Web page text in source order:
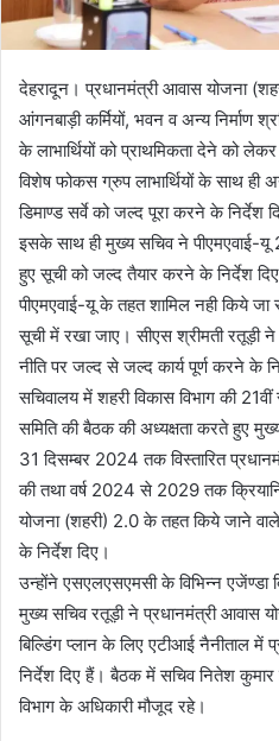
देहरादून। प्रधानमंत्री आवास योजना
आंगनबाड़ी कर्मियों, भवन व अन्य निर्माण
के लाभार्थियों को प्राथमिकता देने को
विशेष फोकस ग्रुप लाभार्थियों के साथ ही
डिमाण्ड सर्वे को जल्द पूरा करने के निर्देश
इसके साथ ही मुख्य सचिव ने पीएमएवाई-
हुए सूची को जल्द तैयार करने के निर्देश
पीएमएवाई-यू के तहत शामिल नही किये
सूची में रखा जाए। सीएस श्रीमती
नीति पर जल्द से जल्द कार्य पूर्ण करने के
सचिवालय में शहरी विकास विभाग की
समिति की बैठक की अध्यक्षता करते हुए
31 दिसम्बर 2024 तक विस्तारित
की तथा वर्ष 2024 से 2029 तक
योजना (शहरी) 2.0 के तहत किये जाने वाले
के निर्देश दिए।
उन्होंने एसएलएसएमसी के विभिन्न एजेंण्डा
मुख्य सचिव रतूड़ी ने प्रधानमंत्री आवास
बिल्डिंग प्लान के लिए एटीआई नैनीताल में
निर्देश दिए हैं। बैठक में सचिव नितेश कुमार
विभाग के अधिकारी मौजूद रहे।